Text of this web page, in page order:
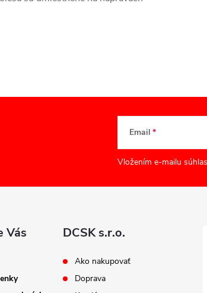
Email
Vložením e-mailu
Vás DCSK s.r.o.
Ako nakupovať
Doprava